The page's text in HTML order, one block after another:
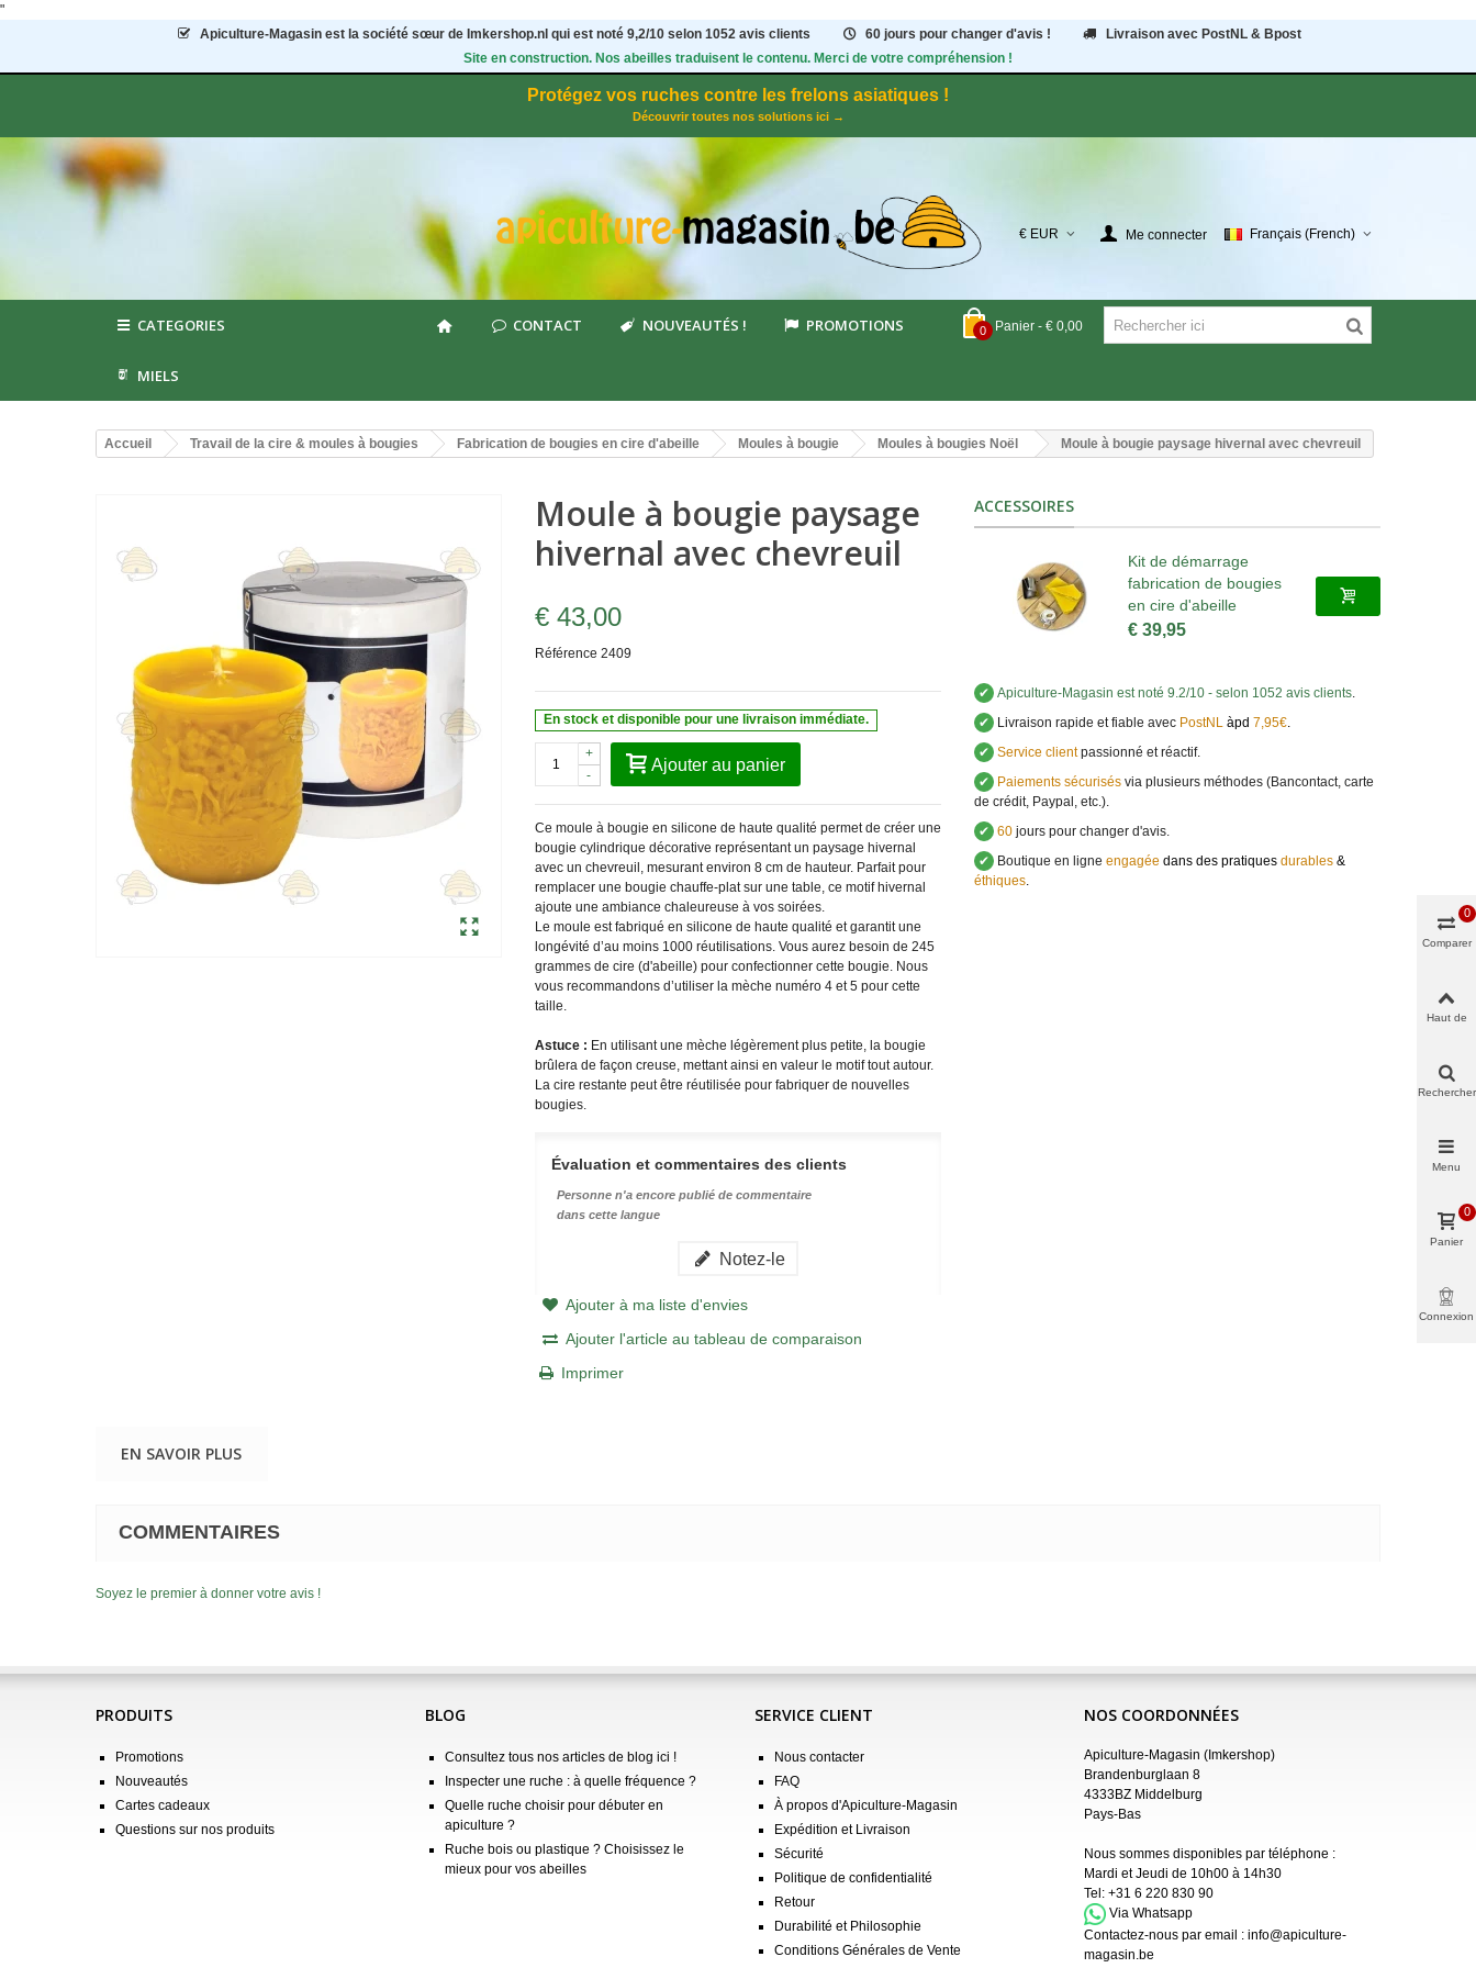
"
Apiculture-Magasin est la société sœur de Imkershop.nl qui est noté 9,2/10 selon 1052avis clients 60 jours pour changer d'avis !
Livraison avec PostNL & Bpost
Site en construction. Nos abeilles traduisent le contenu. Merci de votre compréhension !
Protégez vos ruches contre les frelons asiatiques !
Découvrir toutes nos solutions ici →
€ EUR Me connecter Français (French)
0 Panier - € 0,00
CATEGORIES CONTACT NOUVEAUTÉS ! PROMOTIONS
MIELS
Accueil Travail de la cire & moules à bougies Fabrication de bougies en cire d'abeille Moules à bougie Moules à bougies Noël Moule à bougie paysage hivernal avec chevreuil
Moule à bougie paysage
hivernal avec chevreuil
€ 43,00
Référence 2409
En stock et disponible pour une livraison immédiate.
-
+
Ajouter au panier
Ce moule à bougie en silicone de haute qualité permet de créer une
bougie cylindrique décorative représentant un paysage hivernal
avec un chevreuil, mesurant environ 8 cm de hauteur. Parfait pour
remplacer une bougie chauffe-plat sur une table, ce motif hivernal
ajoute une ambiance chaleureuse à vos soirées.
Le moule est fabriqué en silicone de haute qualité et garantit une
longévité d’au moins 1000 réutilisations. Vous aurez besoin de 245
grammes de cire (d'abeille) pour confectionner cette bougie. Nous
vous recommandons d’utiliser la mèche numéro 4 et 5 pour cette
taille.
Astuce : En utilisant une mèche légèrement plus petite, la bougie
brûlera de façon creuse, mettant ainsi en valeur le motif tout autour.
La cire restante peut être réutilisée pour fabriquer de nouvelles
bougies.
Évaluation et commentaires des clients
Personne n'a encore publié de commentaire
dans cette langue
Notez-le
Ajouter à ma liste d'envies
Ajouter l'article au tableau de comparaison
Imprimer
ACCESSOIRES
Kit de démarrage
fabrication de bougies
en cire d'abeille
€ 39,95
✔ Apiculture-Magasin est noté 9.2/10 - selon 1052 avis clients.
✔ Livraison rapide et fiable avecPostNL àpd 7,95€.
✔ Service clientpassionné et réactif.
✔ Paiements sécurisésvia plusieurs méthodes (Bancontact, carte
de crédit, Paypal, etc.).
✔ 60jours pour changer d'avis.
✔ Boutique en ligne engagée dans des pratiques durables&
éthiques.
EN SAVOIR PLUS
COMMENTAIRES
Soyez le premier à donner votre avis !
PRODUITS
Promotions
Nouveautés
Cartes cadeaux
Questions sur nos produits
BLOG
Consultez tous nos articles de blog ici !
Inspecter une ruche : à quelle fréquence ?
Quelle ruche choisir pour débuter en
apiculture ?
Ruche bois ou plastique ? Choisissez le
mieux pour vos abeilles
SERVICE CLIENT
Nous contacter
FAQ
À propos d'Apiculture-Magasin
Expédition et Livraison
Sécurité
Politique de confidentialité
Retour
Durabilité et Philosophie
Conditions Générales de Vente
NOS COORDONNÉES
Apiculture-Magasin (Imkershop)
Brandenburglaan 8
4333BZ Middelburg
Pays-Bas
Nous sommes disponibles par téléphone :
Mardi et Jeudi de 10h00 à 14h30
Tel: +31 6 220 830 90
Via Whatsapp
Contactez-nous par email : info@apiculture-
magasin.be
Comparer
0
Haut de
Rechercher
Menu
Panier
0
Connexion